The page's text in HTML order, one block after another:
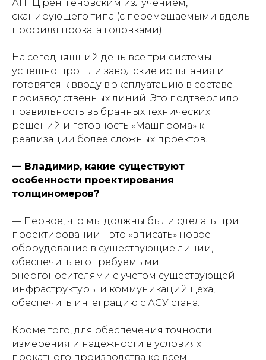
АНГЦ рентгеновским излучением,
сканирующего типа (с перемещаемыми вдоль
профиля проката головками).
На сегодняшний день все три системы
успешно прошли заводские испытания и
готовятся к вводу в эксплуатацию в составе
производственных линий. Это подтвердило
правильность выбранных технических
решений и готовность «Машпрома» к
реализации более сложных проектов.
— Владимир, какие существуют
особенности проектирования
толщиномеров?
— Первое, что мы должны были сделать при
проектировании – это «вписать» новое
оборудование в существующие линии,
обеспечить его требуемыми
энергоносителями с учетом существующей
инфраструктуры и коммуникаций цеха,
обеспечить интеграцию с АСУ стана.
Кроме того, для обеспечения точности
измерения и надежности в условиях
прокатного производства ко всем